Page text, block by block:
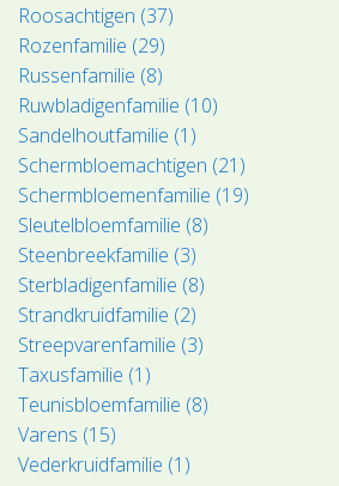
Roosachtigen (37)
Rozenfamilie (29)
Russenfamilie (8)
Ruwbladigenfamilie (10)
Sandelhoutfamilie (1)
Schermbloemachtigen (21)
Schermbloemenfamilie (19)
Sleutelbloemfamilie (8)
Steenbreekfamilie (3)
Sterbladigenfamilie (8)
Strandkruidfamilie (2)
Streepvarenfamilie (3)
Taxusfamilie (1)
Teunisbloemfamilie (8)
Varens (15)
Vederkruidfamilie (1)